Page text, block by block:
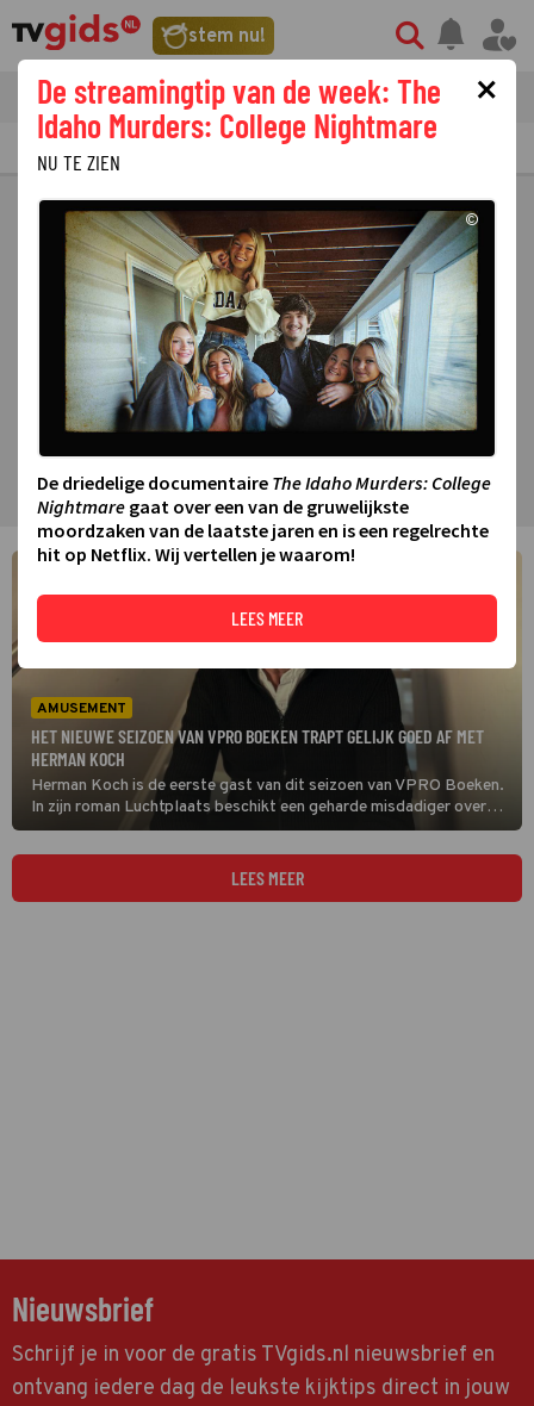
stem nu!
tvgids streaming nieuws
PRIMETIME GEMIST
AMUSEMENT
HET NIEUWE SEIZOEN VAN VPRO BOEKEN TRAPT GELIJK GOED AF MET
HERMAN KOCH
Herman Koch is de eerste gast van dit seizoen van VPRO Boeken.
In zijn roman Luchtplaats beschikt een geharde misdadiger over
een bijzonder schrijftalent. Kort voor zijn boekpresentatie krijgen
zijn criminele neigingen echter de overhand.
LEES MEER
Nieuwsbrief
Schrijf je in voor de gratis TVgids.nl nieuwsbrief en
ontvang iedere dag de leukste kijktips direct in jouw
×
De streamingtip van de week: The
Idaho Murders: College Nightmare
NU TE ZIEN
©
De driedelige documentaire The Idaho Murders: College
Nightmare gaat over een van de gruwelijkste
moordzaken van de laatste jaren en is een regelrechte
hit op Netflix. Wij vertellen je waarom!
LEES MEER